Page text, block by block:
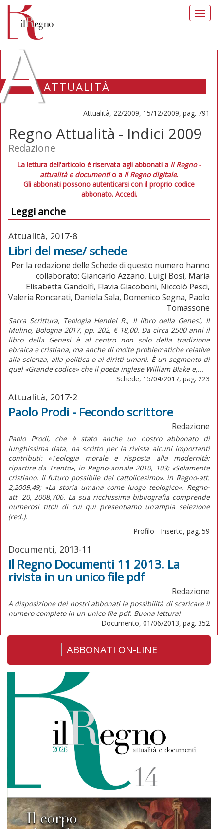
ATTUALITÀ
Attualità, 22/2009, 15/12/2009, pag. 791
Regno Attualità - Indici 2009
Redazione
La lettura dell'articolo è riservata agli abbonati a Il Regno -
attualità e documentio a Il Regno digitale.
Gli abbonati possono autenticarsi con il proprio codice
abbonato. Accedi.
Leggi anche
Attualità, 2017-8
Libri del mese/ schede
Per la redazione delle Schede di questo numero hanno
collaborato: Giancarlo Azzano, Luigi Bosi, Maria
Elisabetta Gandolfi, Flavia Giacoboni, Niccolò Pesci,
Valeria Roncarati, Daniela Sala, Domenico Segna, Paolo
Tomassone
Sacra Scrittura, Teologia Hendel R., Il libro della Genesi, Il
Mulino, Bologna 2017, pp. 202, € 18,00. Da circa 2500 anni il
libro della Genesi è al centro non solo della tradizione
ebraica e cristiana, ma anche di molte problematiche relative
alla scienza, alla politica o ai diritti umani. È un segmento di
quel «Grande codice» che il poeta inglese William Blake e,...
Schede, 15/04/2017, pag. 223
Attualità, 2017-2
Paolo Prodi - Fecondo scrittore
Redazione
Paolo Prodi, che è stato anche un nostro abbonato di
lunghissima data, ha scritto per la rivista alcuni importanti
contributi: «Teologia morale e risposta alla modernità:
ripartire da Trento», in Regno-annale2010, 103; «Solamente
cristiano. Il futuro possibile del cattolicesimo», in Regno-att.
2,2009,49; «La storia umana come luogo teologico», Regno-
att. 20, 2008,706. La sua ricchissima bibliografia comprende
numerosi titoli di cui qui presentiamo un’ampia selezione
(red.).
Profilo - Inserto, pag. 59
Documenti, 2013-11
Il Regno Documenti 11 2013. La
rivista in un unico file pdf
Redazione
A disposizione dei nostri abbonati la possibilità di scaricare il
numero completo in un unico file pdf. Buona lettura!
Documento, 01/06/2013, pag. 352
ABBONATI ON-LINE